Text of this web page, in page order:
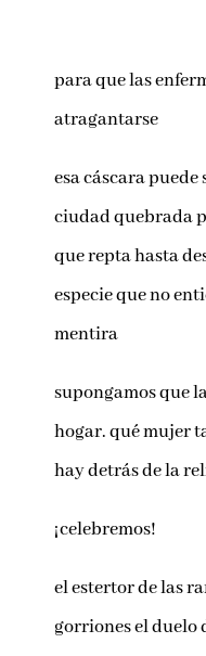
para que las
atragantarse
esa cáscara puede
ciudad quebrada
que repta hasta
especie que no
mentira
supongamos que
hogar. qué mujer
hay detrás de la
¡celebremos!
el estertor de las
gorriones el duelo